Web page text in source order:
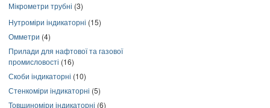
Мікрометри трубні (3)
Нутроміри індикаторні (15)
Омметри (4)
Прилади для нафтової та газової
промисловості (16)
Скоби індикаторні (10)
Стенкоміри індикаторні (5)
Товщиноміри індикаторні (6)